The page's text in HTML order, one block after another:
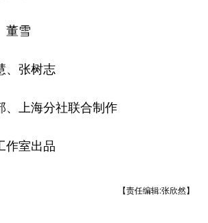
雪
张树志
上海分社联合制作
室出品
【责任编辑:张欣然】